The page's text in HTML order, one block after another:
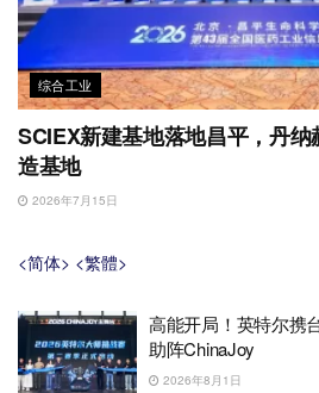
综合工业
SCIEX新建基地落地昌平，丹
造基地
2026年7月15日
<简体> <繁體>
高能开局！英特尔携
助阵ChinaJoy
2026年8月1日